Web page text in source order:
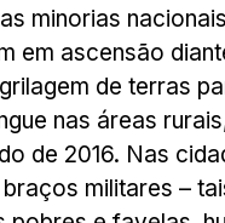
minorias
em ascensão
de terras
nas áreas
de 2016. Nas
militares –